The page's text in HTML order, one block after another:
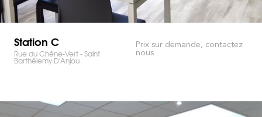
Station C
Rue du Chêne-Vert - Saint
Barthélemy D'Anjou
Prix sur demande, contactez
nous